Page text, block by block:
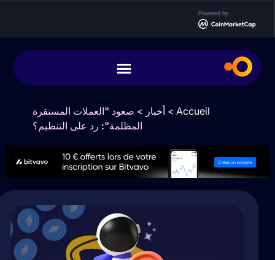
Powered by
Accueil
> أخبار> صعود "العملات المستقرة
المظلمة": رد على التنظيم؟